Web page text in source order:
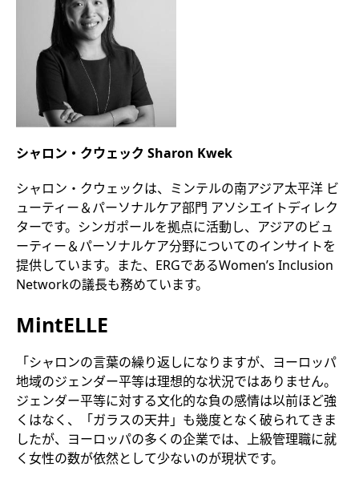
シャロン・クウェック Sharon Kwek
シャロン・クウェックは、ミンテルの南アジア太平洋 ビ
ューティー＆パーソナルケア部門 アソシエイトディレク
ターです。シンガポールを拠点に活動し、アジアのビュ
ーティー＆パーソナルケア分野についてのインサイトを
提供しています。また、ERGであるWomen’s Inclusion
Networkの議長も務めています。
MintELLE
「シャロンの言葉の繰り返しになりますが、ヨーロッパ
地域のジェンダー平等は理想的な状況ではありません。
ジェンダー平等に対する文化的な負の感情は以前ほど強
くはなく、「ガラスの天井」も幾度となく破られてきま
したが、ヨーロッパの多くの企業では、上級管理職に就
く女性の数が依然として少ないのが現状です。